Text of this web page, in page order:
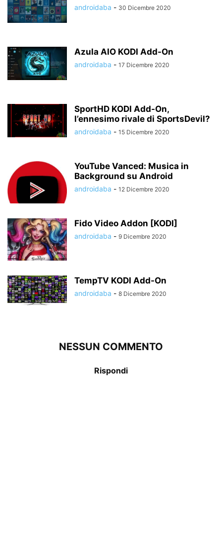
androidaba - 30 Dicembre 2020
Azula AIO KODI Add-On
androidaba - 17 Dicembre 2020
SportHD KODI Add-On,
l’ennesimo rivale di SportsDevil?
androidaba - 15 Dicembre 2020
YouTube Vanced: Musica in
Background su Android
androidaba - 12 Dicembre 2020
Fido Video Addon [KODI]
androidaba - 9 Dicembre 2020
TempTV KODI Add-On
androidaba - 8 Dicembre 2020
NESSUN COMMENTO
Rispondi